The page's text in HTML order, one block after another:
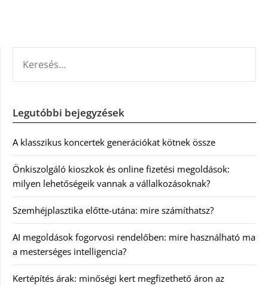
Legutóbbi bejegyzések
A klasszikus koncertek generációkat kötnek össze
Önkiszolgáló kioszkok és online fizetési megoldások:
milyen lehetőségeik vannak a vállalkozásoknak?
Szemhéjplasztika előtte-utána: mire számíthatsz?
AI megoldások fogorvosi rendelőben: mire használható ma
a mesterséges intelligencia?
Kertépítés árak: minőségi kert megfizethető áron az